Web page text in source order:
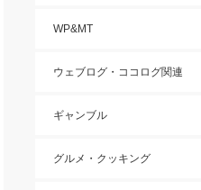
WP&MT
ウェブログ・ココログ関連
ギャンブル
グルメ・クッキング